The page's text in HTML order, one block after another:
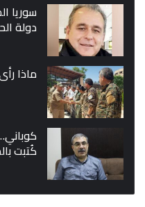
سوريا
دولة
ماذا
كُتبت